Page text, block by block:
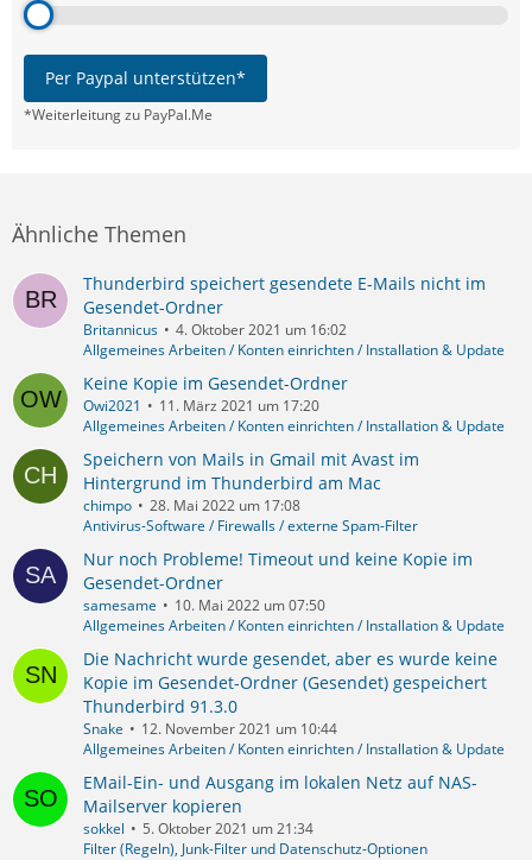
Per Paypal unterstützen*
*Weiterleitung zu PayPal.Me
Ähnliche Themen
Thunderbird speichert gesendete E-Mails nicht im
Gesendet-Ordner
Britannicus
4. Oktober 2021 um 16:02
Allgemeines Arbeiten / Konten einrichten / Installation & Update
Keine Kopie im Gesendet-Ordner
Owi2021
11. März 2021 um 17:20
Allgemeines Arbeiten / Konten einrichten / Installation & Update
Speichern von Mails in Gmail mit Avast im
Hintergrund im Thunderbird am Mac
chimpo
28. Mai 2022 um 17:08
Antivirus-Software / Firewalls / externe Spam-Filter
Nur noch Probleme! Timeout und keine Kopie im
Gesendet-Ordner
samesame
10. Mai 2022 um 07:50
Allgemeines Arbeiten / Konten einrichten / Installation & Update
Die Nachricht wurde gesendet, aber es wurde keine
Kopie im Gesendet-Ordner (Gesendet) gespeichert
Thunderbird 91.3.0
Snake
12. November 2021 um 10:44
Allgemeines Arbeiten / Konten einrichten / Installation & Update
EMail-Ein- und Ausgang im lokalen Netz auf NAS-
Mailserver kopieren
sokkel
5. Oktober 2021 um 21:34
Filter (Regeln), Junk-Filter und Datenschutz-Optionen